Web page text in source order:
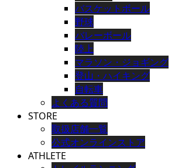
バスケットボール
野球
バレーボール
陸上
マラソン・ジョギング
登山・ハイキング
自転車
よくある質問
STORE
取扱店舗一覧
公式オンラインストア
ATHLETE